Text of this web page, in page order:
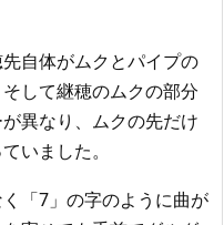
自体がムクとパイプの
して継穂のムクの部分
異なり、ムクの先だけ
いました。
「7」の字のように曲が